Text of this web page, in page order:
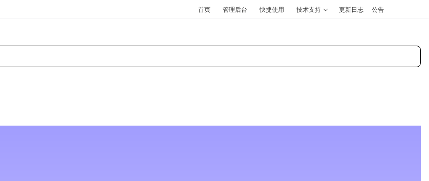
首页 管理后台 快捷使用 技术支持 更新日志 公告